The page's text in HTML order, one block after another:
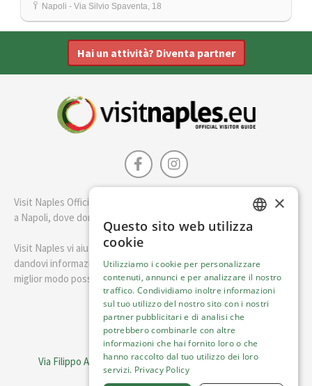
Napoli - Via Silvio Spaventa, 18
Hai un attività? Diventa partner
Visit Naples Official è la guida della città di Napoli. Scopri cosa fare
a Napoli, dove dormire e i migliori posti dove mangiare.
Visit Naples vi aiuterà a pianificare il vostro viaggio a Napoli
dandovi informazioni utili e consigli su come visitare Napoli nel
miglior modo possibile.
Italiano
Visit Italy Srl
Via Filippo Argelati, 10, 20143 Milano | P.IVA 08368951219
Capitale Sociale 50.000€
×
Questo sito web utilizza
cookie
Utilizziamo i cookie per personalizzare
contenuti, annunci e per analizzare il nostro
traffico. Condividiamo inoltre informazioni
sul tuo utilizzo del nostro sito con i nostri
partner pubblicitari e di analisi che
potrebbero combinarle con altre
informazioni che hai fornito loro o che
hanno raccolto dal tuo utilizzo dei loro
servizi. Privacy Policy